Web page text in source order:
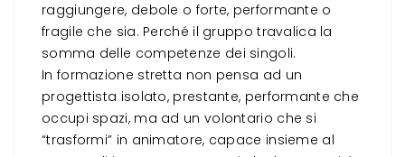
raggiungere, debole o forte, performante o
fragile che sia. Perché il gruppo travalica la
somma delle competenze dei singoli.
In formazione stretta non pensa ad un
progettista isolato, prestante, performante che
occupi spazi, ma ad un volontario che si
“trasformi” in animatore, capace insieme al